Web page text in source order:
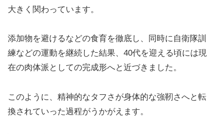
大きく関わっています。
添加物を避けるなどの食育を徹底し、同時に自衛隊訓
練などの運動を継続した結果、40代を迎える頃には現
在の肉体派としての完成形へと近づきました。
このように、精神的なタフさが身体的な強靭さへと転
換されていった過程がうかがえます。